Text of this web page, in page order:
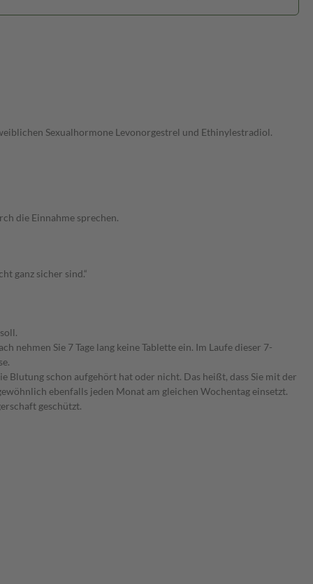
Sexualhormone Levonorgestrel und Ethinylestradiol.
die Einnahme sprechen.
ganz sicher sind.“
nehmen Sie 7 Tage lang keine Tablette ein. Im Laufe dieser 7-
Blutung schon aufgehört hat oder nicht. Das heißt, dass Sie mit der
ebenfalls jeden Monat am gleichen Wochentag einsetzt.
geschützt.